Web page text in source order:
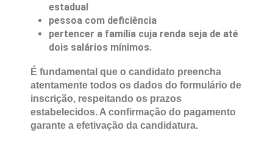
estadual
pessoa com deficiência
pertencer a família cuja renda seja de até
dois salários mínimos.
É fundamental que o candidato preencha
atentamente todos os dados do formulário de
inscrição, respeitando os prazos
estabelecidos. A confirmação do pagamento
garante a efetivação da candidatura.